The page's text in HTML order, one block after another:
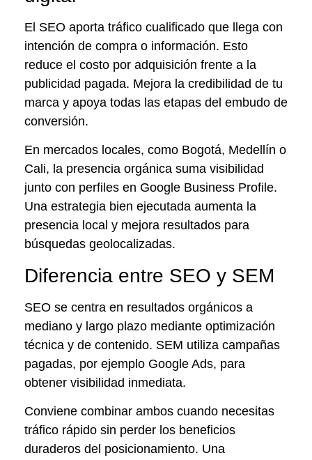
El SEO aporta tráfico cualificado que llega con
intención de compra o información. Esto
reduce el costo por adquisición frente a la
publicidad pagada. Mejora la credibilidad de tu
marca y apoya todas las etapas del embudo de
conversión.
En mercados locales, como Bogotá, Medellín o
Cali, la presencia orgánica suma visibilidad
junto con perfiles en Google Business Profile.
Una estrategia bien ejecutada aumenta la
presencia local y mejora resultados para
búsquedas geolocalizadas.
Diferencia entre SEO y SEM
SEO se centra en resultados orgánicos a
mediano y largo plazo mediante optimización
técnica y de contenido. SEM utiliza campañas
pagadas, por ejemplo Google Ads, para
obtener visibilidad inmediata.
Conviene combinar ambos cuando necesitas
tráfico rápido sin perder los beneficios
duraderos del posicionamiento. Una